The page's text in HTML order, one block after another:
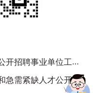
位工作人员公告（55名）
才公开招聘公告（12名）